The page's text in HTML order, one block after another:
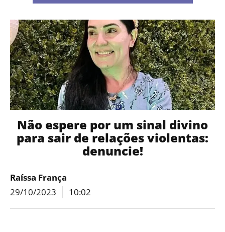
Não espere por um sinal divino
para sair de relações violentas:
denuncie!
Raíssa França
29/10/2023
10:02